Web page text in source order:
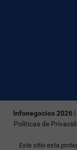
Infonegocios 2026
Políticas de
Este sitio esta